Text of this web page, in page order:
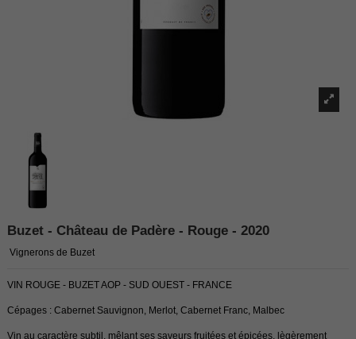
Buzet - Château de Padère - Rouge - 2020
Vignerons de Buzet
VIN ROUGE - BUZET AOP - SUD OUEST - FRANCE
Cépages : Cabernet Sauvignon, Merlot, Cabernet Franc, Malbec
Vin au caractère subtil, mêlant ses saveurs fruitées et épicées, lègèrement